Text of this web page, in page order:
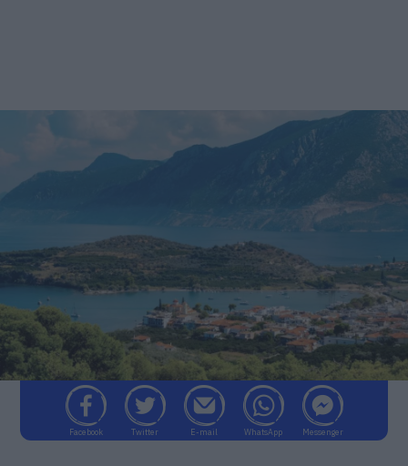
Facebook Twitter E-mail WhatsApp Messenger